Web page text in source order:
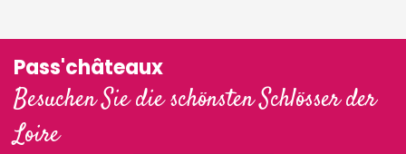
Pass'châteaux
Besuchen Sie die schönsten Schlösser der
Loire